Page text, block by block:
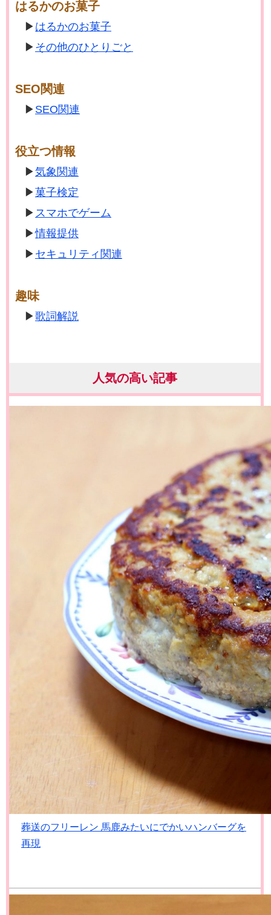
はるかのお菓子
はるかのお菓子
その他のひとりごと
SEO関連
SEO関連
役立つ情報
気象関連
菓子検定
スマホでゲーム
情報提供
セキュリティ関連
趣味
歌詞解説
人気の高い記事
葬送のフリーレン 馬鹿みたいにでかいハンバーグを
再現